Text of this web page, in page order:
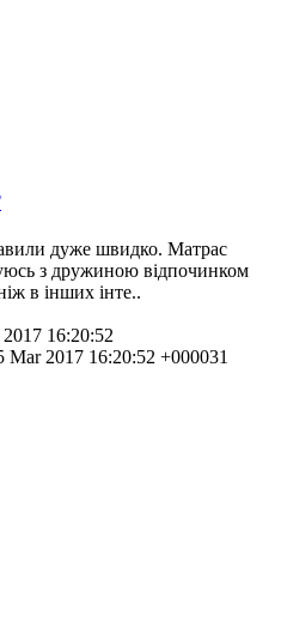
дуже швидко. Матрас
з дружиною відпочинком
в інших інте..
16:20:52
Mar 2017 16:20:52 +000031